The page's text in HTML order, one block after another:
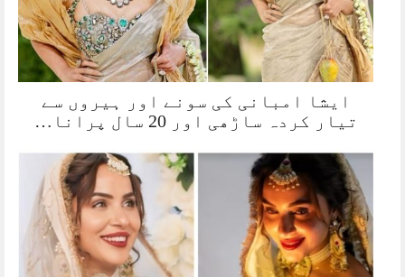
ایشا امبانی کی سونے اور ہیروں سے
تیار کردہ ساڑھی اور 20 سال پرانا…